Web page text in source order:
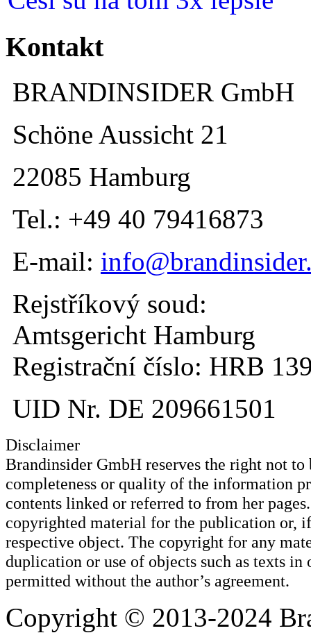
Kontakt
BRANDINSIDER GmbH
Schöne Aussicht 21
22085 Hamburg
Tel.: +49 40 79416873
E-mail:
Rejstříkový soud:
Amtsgericht Hamburg
Registrační číslo: HRB
UID Nr. DE 209661501
Disclaimer
Brandinsider GmbH reserves the right not
completeness or quality of the information
contents linked or referred to from her
copyrighted material for the publication or,
respective object. The copyright for any
duplication or use of objects such as texts
permitted without the author’s agreement.
Copyright © 2013-2024